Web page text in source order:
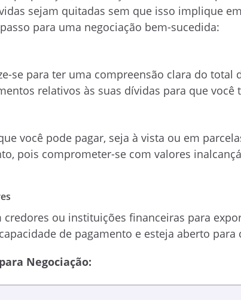
sejam quitadas sem que isso implique
para uma negociação bem-sucedida:
se para ter uma compreensão clara do total
relativos às suas dívidas para que
você pode pagar, seja à vista ou em
pois comprometer-se com valores
ou instituições financeiras para
de pagamento e esteja aberto para
Negociação: